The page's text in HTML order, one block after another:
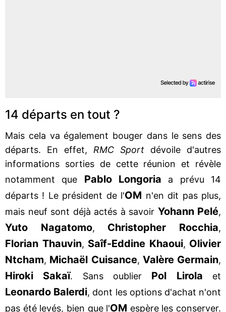
14 départs en tout ?
Mais cela va également bouger dans le sens des
départs. En effet, RMC Sport dévoile d'autres
informations sorties de cette réunion et révèle
notamment que Pablo Longoria a prévu 14
départs ! Le président de l'OM n'en dit pas plus,
mais neuf sont déjà actés à savoir Yohann Pelé,
Yuto Nagatomo, Christopher Rocchia,
Florian Thauvin, Saîf-Eddine Khaoui, Olivier
Ntcham, Michaël Cuisance, Valère Germain,
Hiroki Sakaï. Sans oublier Pol Lirola et
Leonardo Balerdi, dont les options d'achat n'ont
pas été levés, bien que l'OM espère les conserver.